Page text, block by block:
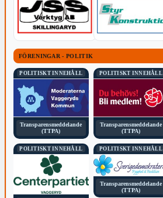
FÖRENINGAR - POLITIK
POLITISKT INNEHÅLL
Transparensmeddelande
(TTPA)
POLITISKT INNEHÅLL
Transparensmeddelande
(TTPA)
POLITISKT INNEHÅLL POLITISKT INNEHÅLL
Transparensmeddelande
(TTPA)